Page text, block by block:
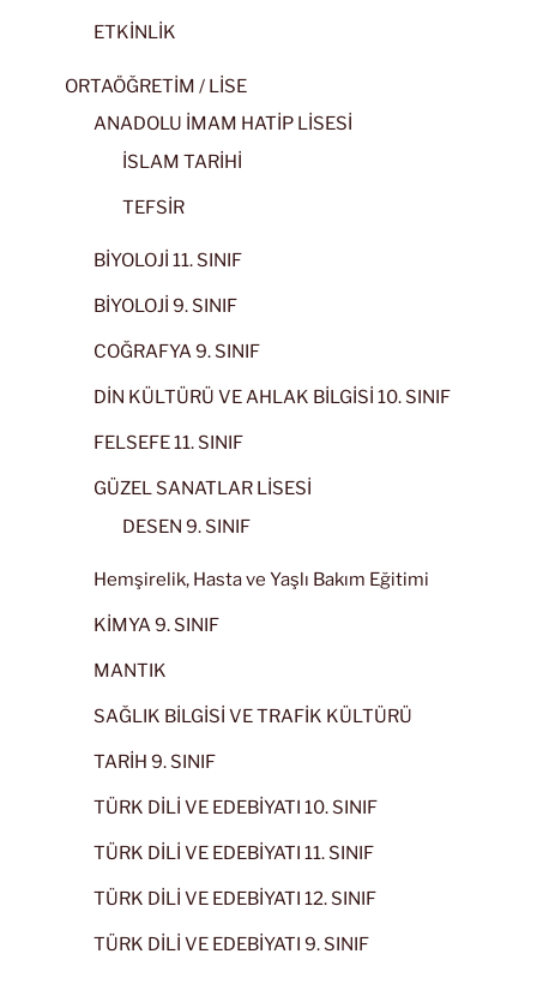
ETKİNLİK
ORTAÖĞRETİM / LİSE
ANADOLU İMAM HATİP LİSESİ
İSLAM TARİHİ
TEFSİR
BİYOLOJİ 11. SINIF
BİYOLOJİ 9. SINIF
COĞRAFYA 9. SINIF
DİN KÜLTÜRÜ VE AHLAK BİLGİSİ 10. SINIF
FELSEFE 11. SINIF
GÜZEL SANATLAR LİSESİ
DESEN 9. SINIF
Hemşirelik, Hasta ve Yaşlı Bakım Eğitimi
KİMYA 9. SINIF
MANTIK
SAĞLIK BİLGİSİ VE TRAFİK KÜLTÜRÜ
TARİH 9. SINIF
TÜRK DİLİ VE EDEBİYATI 10. SINIF
TÜRK DİLİ VE EDEBİYATI 11. SINIF
TÜRK DİLİ VE EDEBİYATI 12. SINIF
TÜRK DİLİ VE EDEBİYATI 9. SINIF